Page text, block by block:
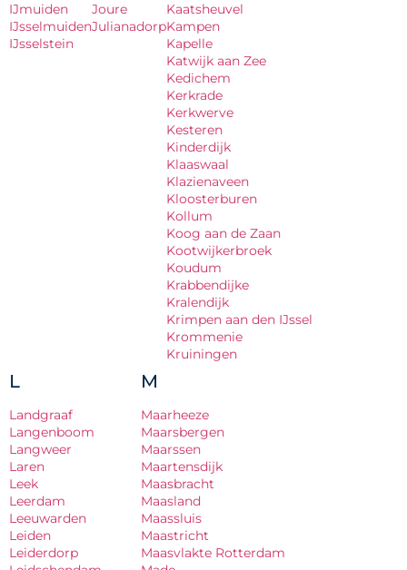
IJmuiden
IJsselmuiden
IJsselstein
Joure
Julianadorp
Kaatsheuvel
Kampen
Kapelle
Katwijk aan Zee
Kedichem
Kerkrade
Kerkwerve
Kesteren
Kinderdijk
Klaaswaal
Klazienaveen
Kloosterburen
Kollum
Koog aan de Zaan
Kootwijkerbroek
Koudum
Krabbendijke
Kralendijk
Krimpen aan den IJssel
Krommenie
Kruiningen
L
Landgraaf
Langenboom
Langweer
Laren
Leek
Leerdam
Leeuwarden
Leiden
Leiderdorp
M
Maarheeze
Maarsbergen
Maarssen
Maartensdijk
Maasbracht
Maasland
Maassluis
Maastricht
Maasvlakte Rotterdam